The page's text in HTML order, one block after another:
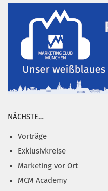
NÄCHSTE…
Vorträge
Exklusivkreise
Marketing vor Ort
MCM Academy